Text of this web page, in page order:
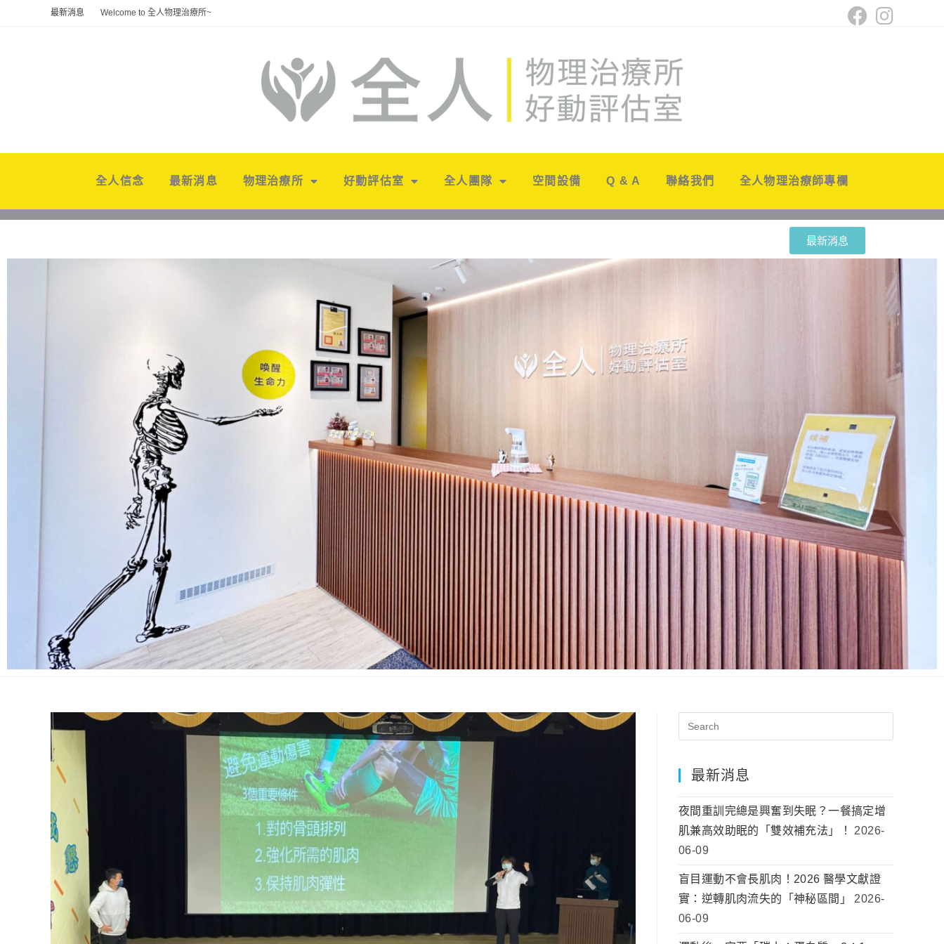
最新消息 Welcome to 全人物理治療所~
全人信念 最新消息 物理治療所 好動評估室 全人團隊 空間設備 Q & A 聯絡我們 全人物理治療師專欄
最新消息
最新消息
夜間重訓完總是興奮到失眠？一餐搞定增
肌兼高效助眠的「雙效補充法」！
2026-
06-09
盲目運動不會長肌肉！2026 醫學文獻證
實：逆轉肌肉流失的「神秘區間」
2026-
06-09